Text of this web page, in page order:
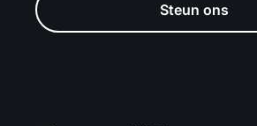
Steun ons